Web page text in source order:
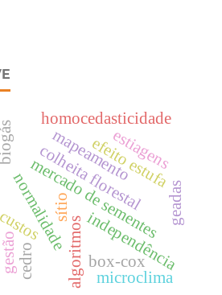
mercado de sementes
algoritmos
mapeamento
colheita florestal
custos
gestão
homocedasticidade
independência
normalidade
box-cox
efeito estufa
sítio
cedro
estiagens
microclima
biogás
geadas